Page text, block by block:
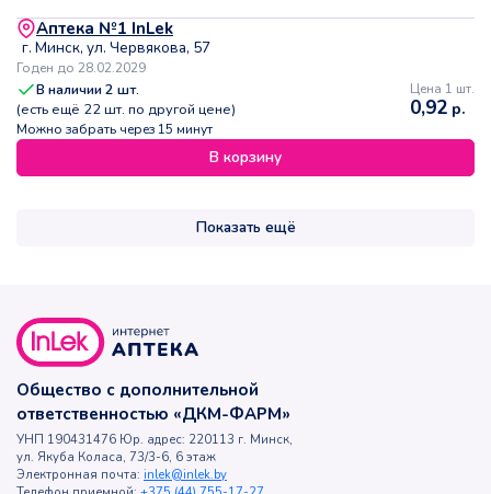
Аптека №1 InLek
г. Минск, ул. Червякова, 57
Годен до 28.02.2029
В наличии2 шт.
(есть ещё 22шт. по другой цене)
Можно забрать через 15 минут
Цена 1 шт.
0,92 р.
В корзину
Показать ещё
Общество с дополнительной
ответственностью «ДКМ-ФАРМ»
УНП 190431476 Юр. адрес: 220113 г. Минск,
ул. Якуба Коласа, 73/3-6, 6 этаж
Электронная почта: inlek@inlek.by